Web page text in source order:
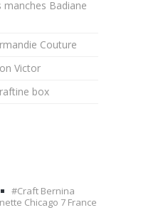
manches Badiane
Couture
Victor
box
#Craft Bernina
Chicago 7 France